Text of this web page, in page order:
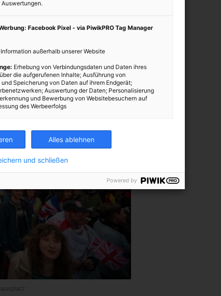
, was Emissionen und Lärm
Strom
Facebook Pixel - via PiwikPRO Tag Manager
außerhalb unserer Website
Erhebung von Verbindungsdaten und Daten ihres
die aufgerufenen Inhalte; Ausführung von
Speicherung von Daten auf ihrem Endgerät;
Auswertung der Daten; Personalisierung
und Bewerbung von Websitebesuchern auf
des Werbeerfolgs
Alles ablehnen
und schließen
Powered by